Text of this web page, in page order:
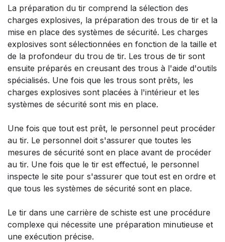
La préparation du tir comprend la sélection des
charges explosives, la préparation des trous de tir et la
mise en place des systèmes de sécurité. Les charges
explosives sont sélectionnées en fonction de la taille et
de la profondeur du trou de tir. Les trous de tir sont
ensuite préparés en creusant des trous à l'aide d'outils
spécialisés. Une fois que les trous sont prêts, les
charges explosives sont placées à l'intérieur et les
systèmes de sécurité sont mis en place.
Une fois que tout est prêt, le personnel peut procéder
au tir. Le personnel doit s'assurer que toutes les
mesures de sécurité sont en place avant de procéder
au tir. Une fois que le tir est effectué, le personnel
inspecte le site pour s'assurer que tout est en ordre et
que tous les systèmes de sécurité sont en place.
Le tir dans une carrière de schiste est une procédure
complexe qui nécessite une préparation minutieuse et
une exécution précise.